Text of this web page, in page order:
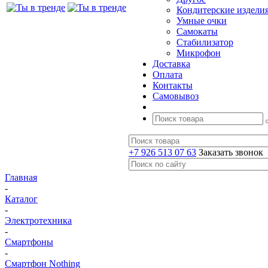
Кондитерские
Умные очки
Самокаты
Стабилизатор
Микрофон
Доставка
Оплата
Контакты
Самовывоз
+7 926 513 07 63 Заказать звонок
Главная
-
Каталог
-
Электротехника
-
Смартфоны
-
Смартфон Nothing